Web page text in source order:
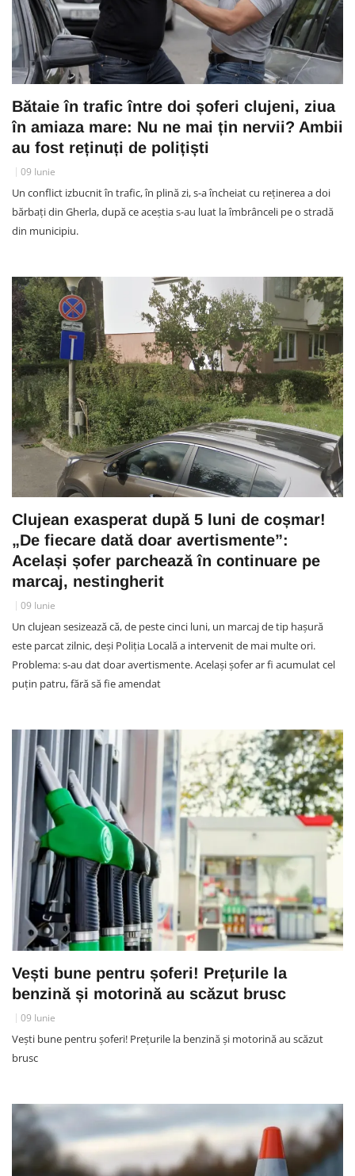
Bătaie în trafic între doi șoferi clujeni, ziua
în amiaza mare: Nu ne mai țin nervii? Ambii
au fost reținuți de polițiști
09 Iunie
Un conflict izbucnit în trafic, în plină zi, s-a încheiat cu reținerea a doi
bărbați din Gherla, după ce aceștia s-au luat la îmbrânceli pe o stradă
din municipiu.
Clujean exasperat după 5 luni de coșmar!
„De fiecare dată doar avertismente”:
Același șofer parchează în continuare pe
marcaj, nestingherit
09 Iunie
Un clujean sesizează că, de peste cinci luni, un marcaj de tip hașură
este parcat zilnic, deși Poliția Locală a intervenit de mai multe ori.
Problema: s-au dat doar avertismente. Același șofer ar fi acumulat cel
puțin patru, fără să fie amendat
Vești bune pentru șoferi! Prețurile la
benzină și motorină au scăzut brusc
09 Iunie
Vești bune pentru șoferi! Prețurile la benzină și motorină au scăzut
brusc